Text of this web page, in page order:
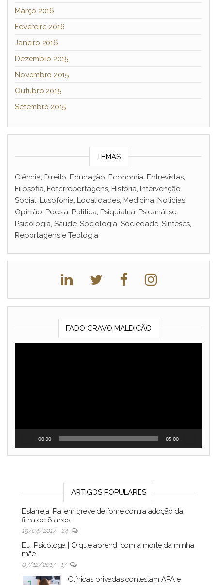
Março 2016
Fevereiro 2016
Janeiro 2016
Dezembro 2015
Novembro 2015
Outubro 2015
Setembro 2015
TEMAS
Ciência, Direito, Educação, Economia, Entrevistas,
Filosofia, Fotorreportagens, História, Intervenção
Social, Lusofonia, Localidades, Medicina, Noticias,
Opinião, Poesia, Politica, Psiquiatria, Psicanálise,
Psicologia, Saúde, Sociologia, Sociedade, Sínteses,
Reportagens e Teologia.
FADO CRAVO MALDIÇÃO
00:00 05:00
ARTIGOS POPULARES
Estarreja: Pai em greve de fome contra adoção da
filha de 8 anos
19/04/2017 24
Eu, Psicóloga | O que aprendi com a morte da minha
mãe
07/12/2017 17
Clínicas privadas contestam APA e